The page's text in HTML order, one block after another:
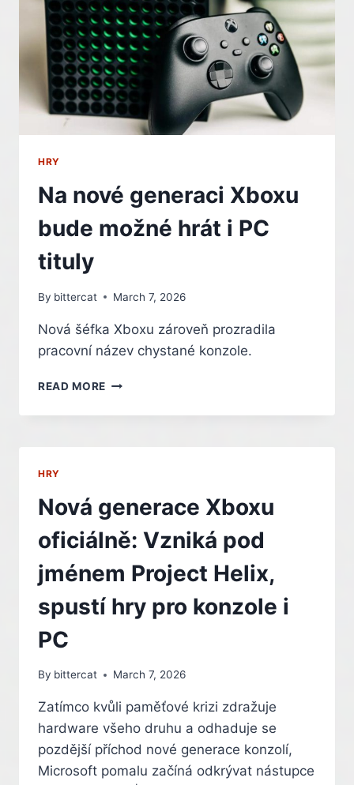
PRO
PC
I
KONZOLE
HRY
Na nové generaci Xboxu
bude možné hrát i PC
tituly
By bittercat March 7, 2026
Nová šéfka Xboxu zároveň prozradila
pracovní název chystané konzole.
READ MORE NA
GENERACI
PC
TITULY
HRY
Nová generace Xboxu
oficiálně: Vzniká pod
jménem Project Helix,
spustí hry pro konzole i
PC
By bittercat March 7, 2026
Zatímco kvůli paměťové krizi zdražuje
hardware všeho druhu a odhaduje se
pozdější příchod nové generace konzolí,
Microsoft pomalu začíná odkrývat nástupce